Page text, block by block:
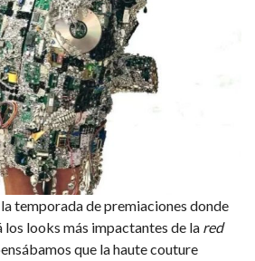
temporada de premiaciones donde
los looks más impactantes de la red
que la haute couture